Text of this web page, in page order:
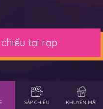
tại rạp
SẮP CHIẾU KHUYẾN MÃI